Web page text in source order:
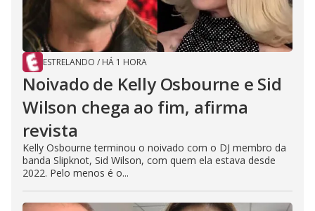
ESTRELANDO / HÁ 1 HORA
Noivado de Kelly Osbourne e Sid
Wilson chega ao fim, afirma
revista
Kelly Osbourne terminou o noivado com o DJ membro da
banda Slipknot, Sid Wilson, com quem ela estava desde
2022. Pelo menos é o...